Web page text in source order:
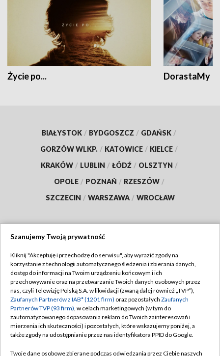
Życie po... DorastaMy
BIAŁYSTOK / BYDGOSZCZ / GDAŃSK /
GORZÓW WLKP. / KATOWICE / KIELCE /
KRAKÓW / LUBLIN / ŁÓDŹ / OLSZTYN /
OPOLE / POZNAŃ / RZESZÓW /
SZCZECIN / WARSZAWA / WROCŁAW
TVP
Abonament TVP
Emisja w TVP
Centrum informacji TVP
Naziemna Telewizja Cyfrowa
Regulamin TVP
Polityka prywatności
Moje zgody
Pomoc
Szanujemy Twoją prywatność
Kliknij "Akceptuję i przechodzę do serwisu", aby wyrazić zgody na
korzystanie z technologii automatycznego śledzenia i zbierania danych,
dostęp do informacji na Twoim urządzeniu końcowym i ich
przechowywanie oraz na przetwarzanie Twoich danych osobowych przez
nas, czyli Telewizję Polską S.A. w likwidacji (zwaną dalej również „TVP”),
Zaufanych Partnerów z IAB* (1201 firm) oraz pozostałych Zaufanych
Partnerów TVP (93 firm), w celach marketingowych (w tym do
zautomatyzowanego dopasowania reklam do Twoich zainteresowań i
mierzenia ich skuteczności) i pozostałych, które wskazujemy poniżej, a
także zgody na udostępnianie przez nas identyfikatora PPID do Google.
Twoje dane osobowe zbierane podczas odwiedzania przez Ciebie naszych